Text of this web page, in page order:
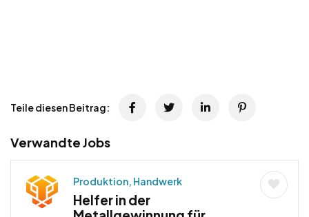
Teile diesen Beitrag:
Verwandte Jobs
Produktion, Handwerk
Helfer in der